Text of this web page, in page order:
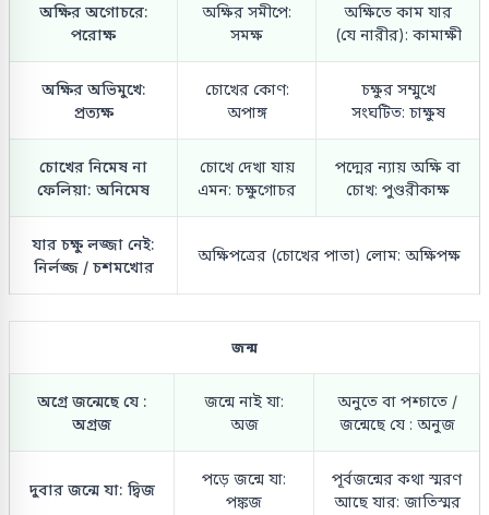
অক্ষির অগোচরে:
পরোক্ষ
অক্ষির সমীপে:
সমক্ষ
অক্ষিতে কাম যার
(যে নারীর): কামাক্ষী
অক্ষির অভিমুখে:
প্রত্যক্ষ
চোখের কোণ:
অপাঙ্গ
চক্ষুর সম্মুখে
সংঘটিত: চাক্ষুষ
চোখের নিমেষ না
ফেলিয়া: অনিমেষ
চোখে দেখা যায়
এমন: চক্ষুগোচর
পদ্মের ন্যায় অক্ষি বা
চোখ: পুণ্ডরীকাক্ষ
যার চক্ষু লজ্জা নেই:
নির্লজ্জ / চশমখোর
অক্ষিপত্রের (চোখের পাতা) লোম: অক্ষিপক্ষ
জন্ম
অগ্রে জন্মেছে যে :
অগ্রজ
জন্মে নাই যা:
অজ
অনুতে বা পশ্চাতে /
জন্মেছে যে : অনুজ
দুবার জন্মে যা: দ্বিজ
পড়ে জন্মে যা:
পঙ্কজ
পূর্বজন্মের কথা স্মরণ
আছে যার: জাতিস্মর